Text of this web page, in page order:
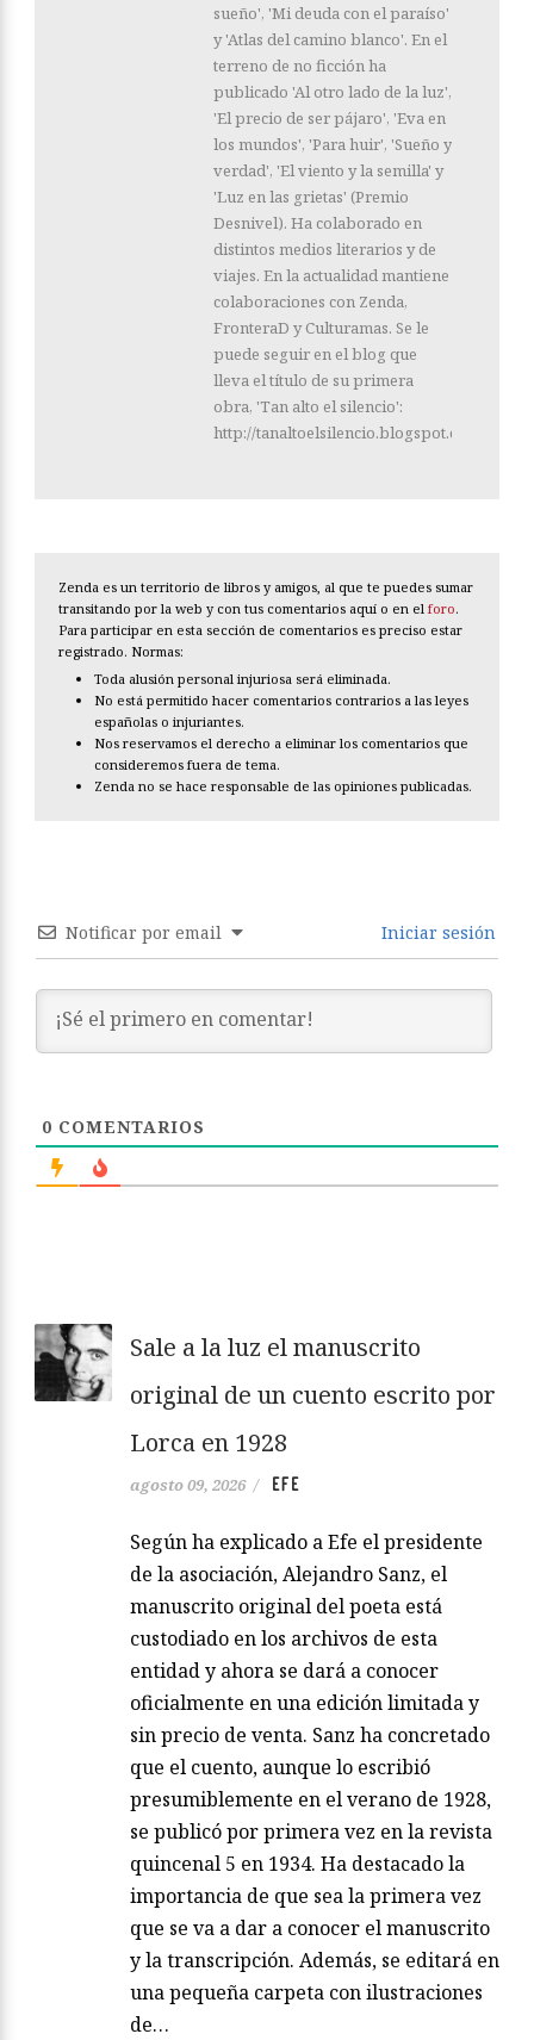
sueño', 'Mi deuda con el paraíso'
y 'Atlas del camino blanco'. En el
terreno de no ficción ha
publicado 'Al otro lado de la luz',
'El precio de ser pájaro', 'Eva en
los mundos', 'Para huir', 'Sueño y
verdad', 'El viento y la semilla' y
'Luz en las grietas' (Premio
Desnivel). Ha colaborado en
distintos medios literarios y de
viajes. En la actualidad mantiene
colaboraciones con Zenda,
FronteraD y Culturamas. Se le
puede seguir en el blog que
lleva el título de su primera
obra, 'Tan alto el silencio':
http://tanaltoelsilencio.blogspot.com/
Zenda es un territorio de libros y amigos, al que te puedes sumar
transitando por la web y con tus comentarios aquí o en el foro.
Para participar en esta sección de comentarios es preciso estar
registrado. Normas:
Toda alusión personal injuriosa será eliminada.
No está permitido hacer comentarios contrarios a las leyes
españolas o injuriantes.
Nos reservamos el derecho a eliminar los comentarios que
consideremos fuera de tema.
Zenda no se hace responsable de las opiniones publicadas.
Notificar por email Iniciar sesión
0 COMENTARIOS
Sale a la luz el manuscrito
original de un cuento escrito por
Lorca en 1928
agosto 09, 2026 / EFE
Según ha explicado a Efe el presidente
de la asociación, Alejandro Sanz, el
manuscrito original del poeta está
custodiado en los archivos de esta
entidad y ahora se dará a conocer
oficialmente en una edición limitada y
sin precio de venta. Sanz ha concretado
que el cuento, aunque lo escribió
presumiblemente en el verano de 1928,
se publicó por primera vez en la revista
quincenal 5 en 1934. Ha destacado la
importancia de que sea la primera vez
que se va a dar a conocer el manuscrito
y la transcripción. Además, se editará en
una pequeña carpeta con ilustraciones
de…